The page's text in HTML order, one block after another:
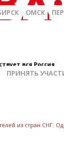
ОМСК
вся Россия.
ПРИНЯТЬ
из стран СНГ.